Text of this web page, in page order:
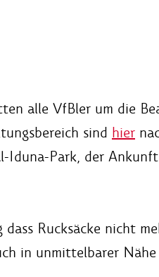
alle VfBler um die
sind hier
Iduna-Park, der
Rucksäcke nicht
in unmittelbarer Nähe